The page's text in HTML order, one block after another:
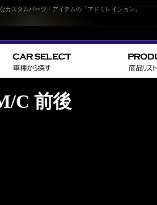
スタムパーツ・アイテムの「アドミレイション」
C 前後